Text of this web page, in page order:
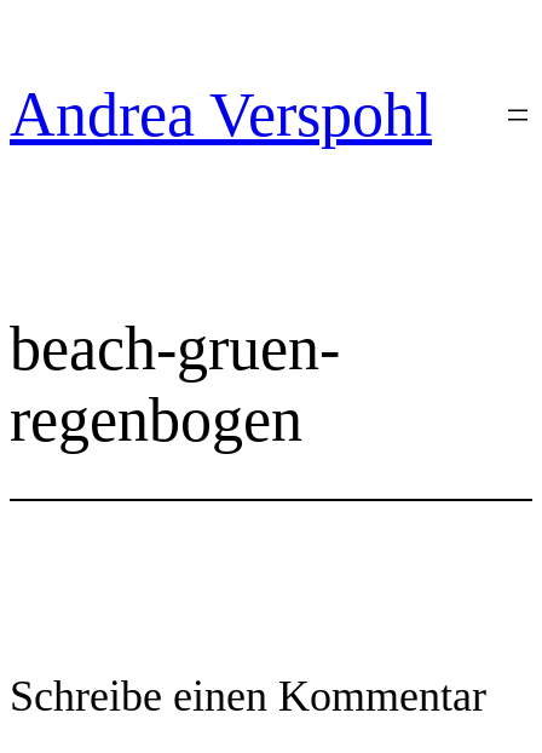
springen
Andrea Verspohl
beach-gruen-
regenbogen
Schreibe einen Kommentar